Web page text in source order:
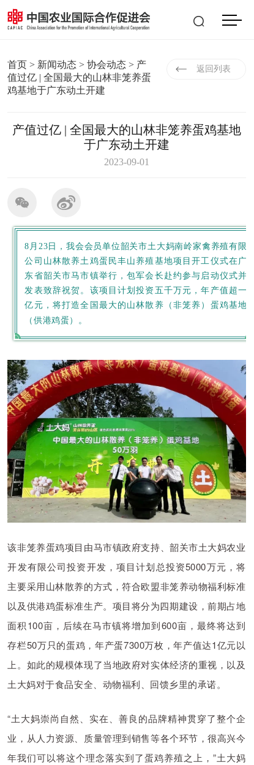
EN
首页 > 新闻动态 >协会动态 > 产
值过亿 | 全国最大的山林非笼养蛋
鸡基地于广东动土开建
返回列表
产值过亿 | 全国最大的山林非笼养蛋鸡基地
于广东动土开建
2023-09-01
8月23日，我会会员单位韶关市土大妈南岭家禽养殖有限
公司山林散养土鸡蛋民丰山养殖基地项目开工仪式在广
东省韶关市马市镇举行，包军会长赴约参与启动仪式并
发表致辞祝贺。该项目计划投资五千万元，年产值超一
亿元，将打造全国最大的山林散养（非笼养）蛋鸡基地
（供港鸡蛋）。
该非笼养蛋鸡项目由马市镇政府支持、韶关市土大妈农业
开发有限公司投资开发， 项目计划总投资5000万元，将
主要采用山林散养的方式，符合欧盟非笼养动物福利标准
以及供港鸡蛋标准生产。项目将分为四期建设，前期占地
面积100亩，后续在马市镇将增加到600亩， 最终将达到
存栏50万只的蛋鸡 ，年产蛋7300万枚，年产值达1亿元以
上。 如此的规模体现了当地政府对实体经济的重视，以及
土大妈对于食品安全、动物福利、回馈乡里的承诺。
“土大妈崇尚自然、实在、善良的品牌精神贯穿了整个企
业，从人力资源、质量管理到销售等各个环节，很高兴今
年我们可以将这个理念落实到了蛋鸡养殖之上，”土大妈